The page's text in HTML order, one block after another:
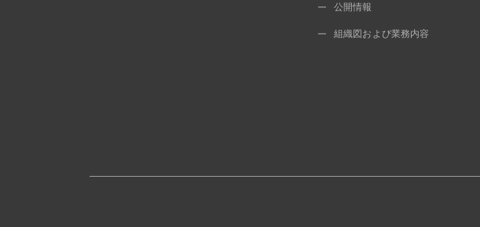
公開情報
組織図および業務内容